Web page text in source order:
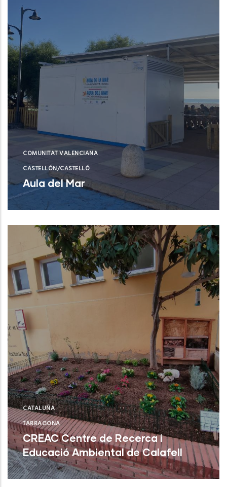
COMUNITAT VALENCIANA
CASTELLÓN/CASTELLÓ
Aula del Mar
Xilxes (Castelló/Castellón)
CATALUÑA
TARRAGONA
CREAC Centre de Recerca i
Educació Ambiental de Calafell
Calafell (Tarragona)